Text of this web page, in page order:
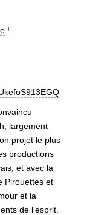
!
largement
projet le plus
productions
et avec la
Pirouettes et
et la
de l’esprit.